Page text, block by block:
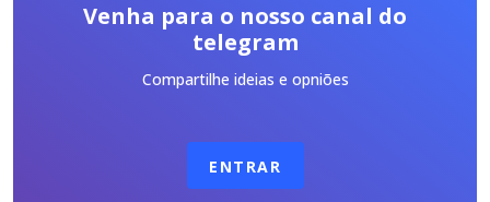
Venha para o nosso canal do
telegram
Compartilhe ideias e opniões
ENTRAR